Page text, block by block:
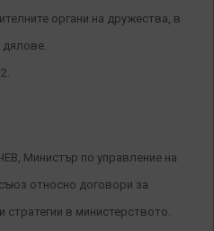
органи на дружества, в
Министър по управление на
относно договори за
стратегии в министерството.